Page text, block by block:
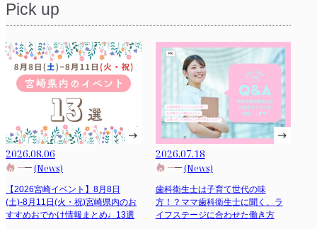
Pick up
2026.08.06
(News)
【2026宮崎イベント】8月8日
(土)-8月11日(火・祝)宮崎県内のお
すすめおでかけ情報まとめ♩13選
2026.07.18
(News)
歯科衛生士は子育て世代の味
方！？ママ歯科衛生士に聞く、ラ
イフステージに合わせた働き方